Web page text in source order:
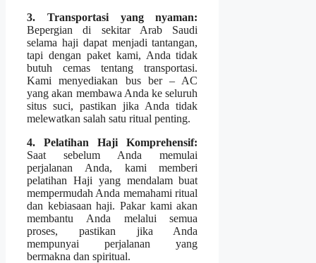
3. Transportasi yang nyaman:
Bepergian di sekitar Arab Saudi
selama haji dapat menjadi tantangan,
tapi dengan paket kami, Anda tidak
butuh cemas tentang transportasi.
Kami menyediakan bus ber – AC
yang akan membawa Anda ke seluruh
situs suci, pastikan jika Anda tidak
melewatkan salah satu ritual penting.
4. Pelatihan Haji Komprehensif:
Saat sebelum Anda memulai
perjalanan Anda, kami memberi
pelatihan Haji yang mendalam buat
mempermudah Anda memahami ritual
dan kebiasaan haji. Pakar kami akan
membantu Anda melalui semua
proses, pastikan jika Anda
mempunyai perjalanan yang
bermakna dan spiritual.